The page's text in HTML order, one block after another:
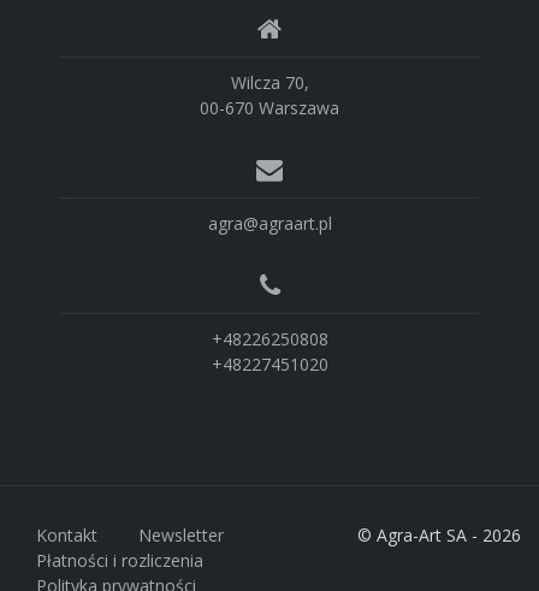
Wilcza 70,
00-670 Warszawa
agra@agraart.pl
+48226250808
+48227451020
Kontakt
Newsletter
Płatności i rozliczenia
Polityka prywatności
© Agra-Art SA - 2026